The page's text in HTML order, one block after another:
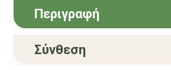
Περιγραφή
Σύνθεση